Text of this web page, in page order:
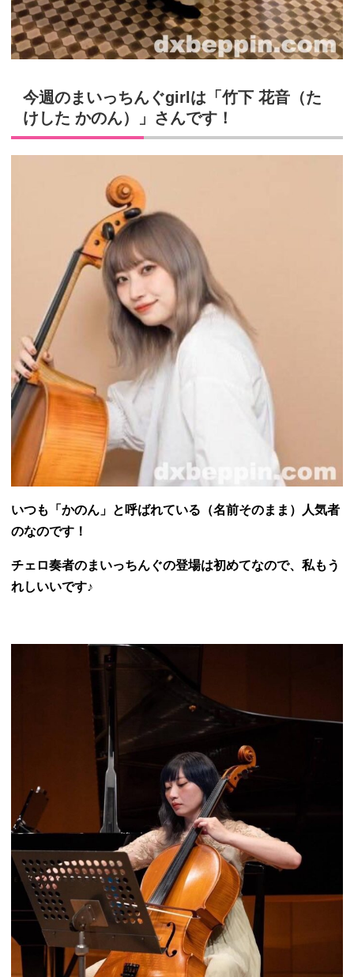
今週のまいっちんぐgirl は「竹下 花音（た
けした かのん）」さんです！
いつも「かのん」と呼ばれている（名前そのまま）人気者
のなのです！
チェロ奏者のまいっちんぐの登場は初めてなので、私もう
れしいいです♪